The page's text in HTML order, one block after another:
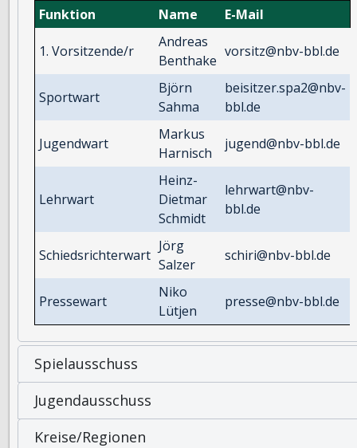
Funktion Name E-Mail
1. Vorsitzende/r
Andreas
Benthake
vorsitz@nbv-bbl.de
Sportwart
Björn
Sahma
beisitzer.spa2@nbv-
bbl.de
Jugendwart
Markus
Harnisch
jugend@nbv-bbl.de
Lehrwart
Heinz-
Dietmar
Schmidt
lehrwart@nbv-
bbl.de
Schiedsrichterwart
Jörg
Salzer
schiri@nbv-bbl.de
Pressewart
Niko
Lütjen
presse@nbv-bbl.de
Spielausschuss
Jugendausschuss
Kreise/Regionen